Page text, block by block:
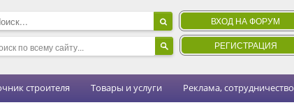
ВХОД НА ФОРУМ
РЕГИСТРАЦИЯ
строителя Товары и услуги Реклама, сотрудничество